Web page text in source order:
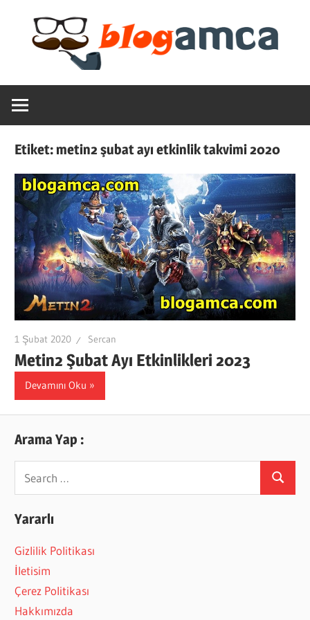
content
Blogamca
2025
Haber,
Blogların
Amcası
Etiket:metin2 şubat ayı etkinlik takvimi 2020
1 Şubat 2020 Sercan
Metin2 Şubat Ayı Etkinlikleri 2023
Devamını Oku
Arama Yap :
Search
Yararlı
Gizlilik Politikası
İletisim
Çerez Politikası
Hakkımızda